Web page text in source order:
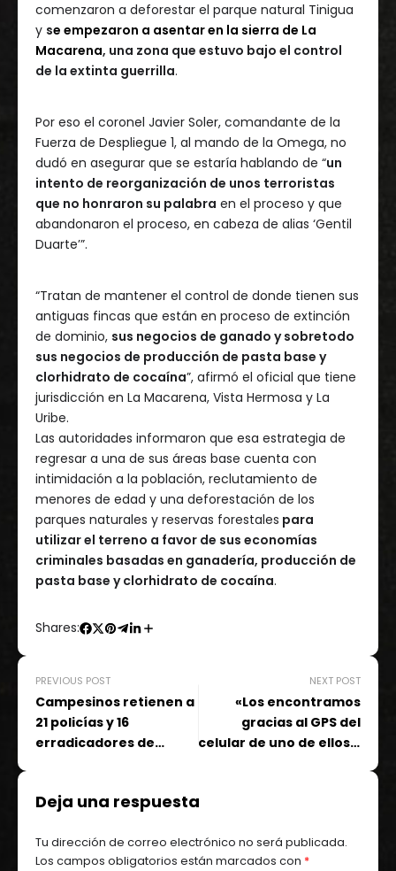
comenzaron a deforestar el parque natural Tinigua
y se empezaron a asentar en la sierra de La
Macarena, una zona que estuvo bajo el control
de la extinta guerrilla.
Por eso el coronel Javier Soler, comandante de la
Fuerza de Despliegue 1, al mando de la Omega, no
dudó en asegurar que se estaría hablando de “un
intento de reorganización de unos terroristas
que no honraron su palabra en el proceso y que
abandonaron el proceso, en cabeza de alias ‘Gentil
Duarte’”.
“Tratan de mantener el control de donde tienen sus
antiguas fincas que están en proceso de extinción
de dominio, sus negocios de ganado y sobretodo
sus negocios de producción de pasta base y
clorhidrato de cocaína”, afirmó el oficial que tiene
jurisdicción en La Macarena, Vista Hermosa y La
Uribe.
Las autoridades informaron que esa estrategia de
regresar a una de sus áreas base cuenta con
intimidación a la población, reclutamiento de
menores de edad y una deforestación de los
parques naturales y reservas forestales para
utilizar el terreno a favor de sus economías
criminales basadas en ganadería, producción de
pasta base y clorhidrato de cocaína.
Shares:
PREVIOUS POST
Campesinos retienen a
21 policías y 16
erradicadores de
NEXT POST
«Los encontramos
gracias al GPS del
celular de uno de ellos»:
Deja una respuesta
Tu dirección de correo electrónico no será publicada.
Los campos obligatorios están marcados con *